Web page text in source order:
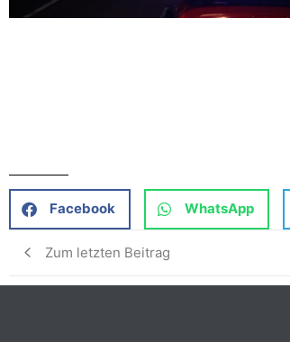
Facebook WhatsApp
Zum letzten Beitrag